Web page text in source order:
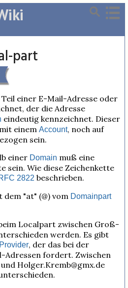
part
einer E-Mail-Adresse oder
der die Adresse
eindeutig kennzeichnet. Dieser
einem Account, noch auf
sein.
einer Domain muß eine
sein. Wie diese Zeichenkette
2822 beschrieben.
"at" (@) vom Domainpart
Localpart zwischen Groß-
werden. Es gibt
Provider, der das bei der
Adressen fordert. Zwischen
Holger.Kremb@gmx.de